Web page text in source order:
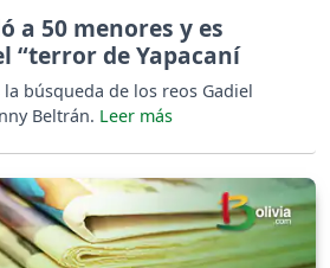
a 50 menores y es
“terror de Yapacaní
búsqueda de los reos Gadiel
Beltrán.